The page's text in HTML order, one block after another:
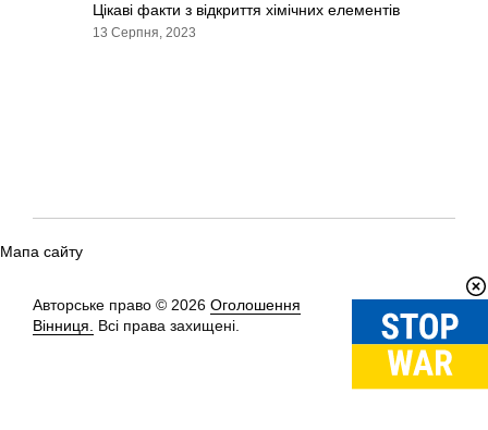
Цікаві факти з відкриття хімічних елементів
13 Серпня, 2023
Мапа сайту
Авторське право © 2026 Оголошення
Вінниця.
Всі права захищені.
Вгору↑